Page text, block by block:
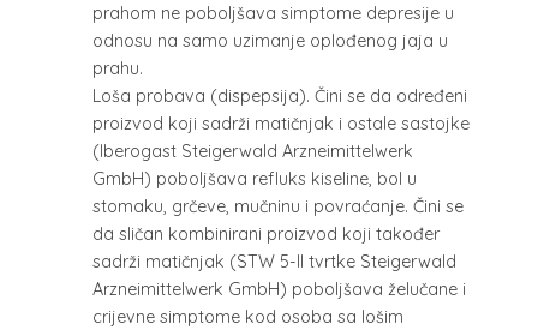
prahom ne poboljšava simptome depresije u
odnosu na samo uzimanje oplođenog jaja u
prahu.
Loša probava (dispepsija). Čini se da određeni
proizvod koji sadrži matičnjak i ostale sastojke
(Iberogast Steigerwald Arzneimittelwerk
GmbH) poboljšava refluks kiseline, bol u
stomaku, grčeve, mučninu i povraćanje. Čini se
da sličan kombinirani proizvod koji također
sadrži matičnjak (STW 5-II tvrtke Steigerwald
Arzneimittelwerk GmbH) poboljšava želučane i
crijevne simptome kod osoba sa lošim